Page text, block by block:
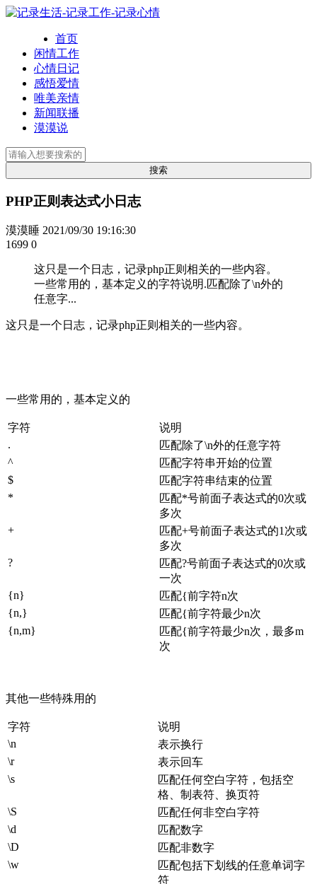
首页
闲情工作
心情日记
感悟爱情
唯美亲情
新闻联播
漠漠说
PHP正则表达式小日志
漠漠睡 2021/09/30 19:16:30
1699 0
这只是一个日志，记录php正则相关的一些内容。
一些常用的，基本定义的字符说明.匹配除了\n外的
任意字...
这只是一个日志，记录php正则相关的一些内容。
一些常用的，基本定义的
字符
说明
.
匹配除了\n外的任意字符
^
匹配字符串开始的位置
$
匹配字符串结束的位置
*
匹配*号前面子表达式的0次或
多次
+
匹配+号前面子表达式的1次或
多次
?
匹配?号前面子表达式的0次或
一次
{n}
匹配{前字符n次
{n,}
匹配{前字符最少n次
{n,m}
匹配{前字符最少n次，最多m
次
其他一些特殊用的
字符
说明
\n
表示换行
\r
表示回车
\s
匹配任何空白字符，包括空
格、制表符、换页符
\S
匹配任何非空白字符
\d
匹配数字
\D
匹配非数字
\w
匹配包括下划线的任意单词字
符